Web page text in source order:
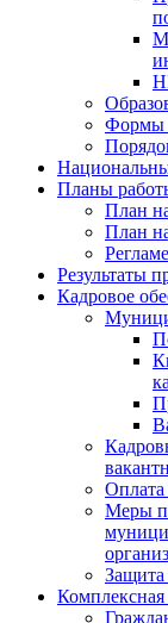
Формы
Планы
План
План
Результаты
Кадровое
Оплата
Меры
Защита
Комплексная